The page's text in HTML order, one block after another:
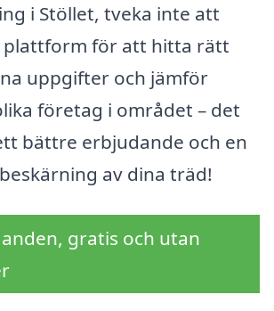
i Stöllet, tveka inte att
plattform för att hitta rätt
uppgifter och jämför
företag i området – det
bättre erbjudande och en
av dina träd!
gratis och utan